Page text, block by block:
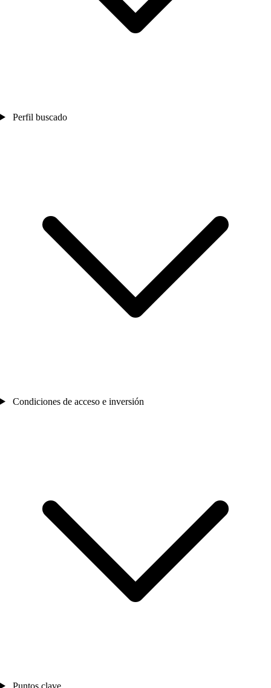
Perfil buscado
Condiciones de acceso e inversión
Puntos clave